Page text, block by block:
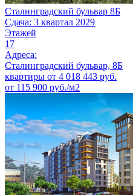
Сталинградский бульвар 8Б
Сдача: 3 квартал 2029
Этажей
17
Адреса:
Сталинградский бульвар, 8Б
квартиры от 4 018 443 руб.
от 115 900 руб./м2